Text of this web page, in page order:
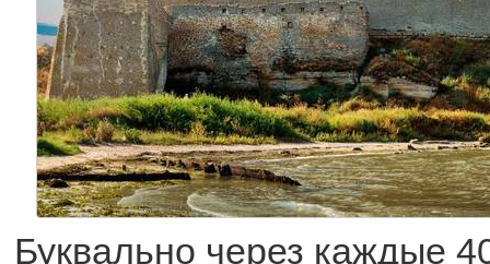
Буквально через каждые